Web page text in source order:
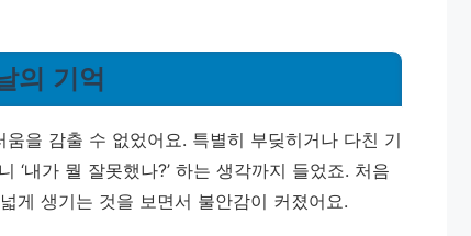
의 기억
을 감출 수 없었어요. 특별히 부딪히거나 다친 기
‘내가 뭘 잘못했나?’ 하는 생각까지 들었죠. 처음
게 생기는 것을 보면서 불안감이 커졌어요.